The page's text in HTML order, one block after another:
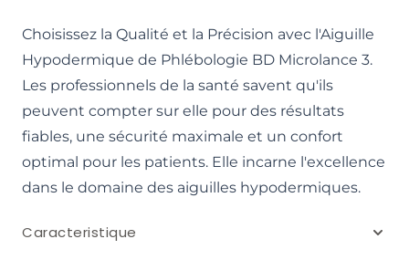
Choisissez la Qualité et la Précision avec l'Aiguille
Hypodermique de Phlébologie BD Microlance 3.
Les professionnels de la santé savent qu'ils
peuvent compter sur elle pour des résultats
fiables, une sécurité maximale et un confort
optimal pour les patients. Elle incarne l'excellence
dans le domaine des aiguilles hypodermiques.
Caracteristique